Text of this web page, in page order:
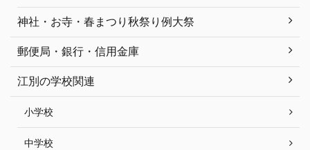
神社・お寺・春まつり秋祭り例大祭
郵便局・銀行・信用金庫
江別の学校関連
小学校
中学校